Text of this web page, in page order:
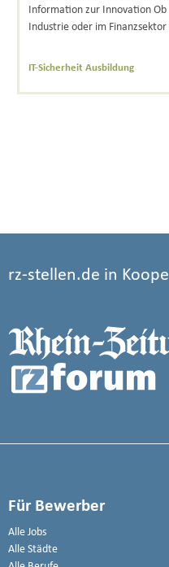
Information zur Innovation
Industrie oder im Finanzsektor
IT-Sicherheit Ausbildung
rz-stellen.de in
Für Bewerber
Alle Jobs
Alle Städte